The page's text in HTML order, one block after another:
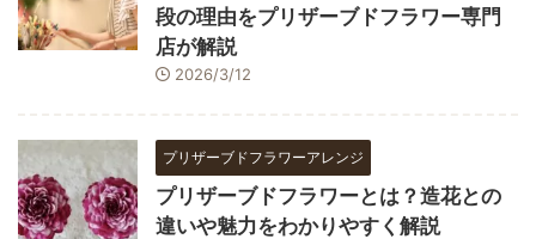
段の理由をプリザーブドフラワー専門
店が解説
2026/3/12
プリザーブドフラワーアレンジ
プリザーブドフラワーとは？造花との
違いや魅力をわかりやすく解説